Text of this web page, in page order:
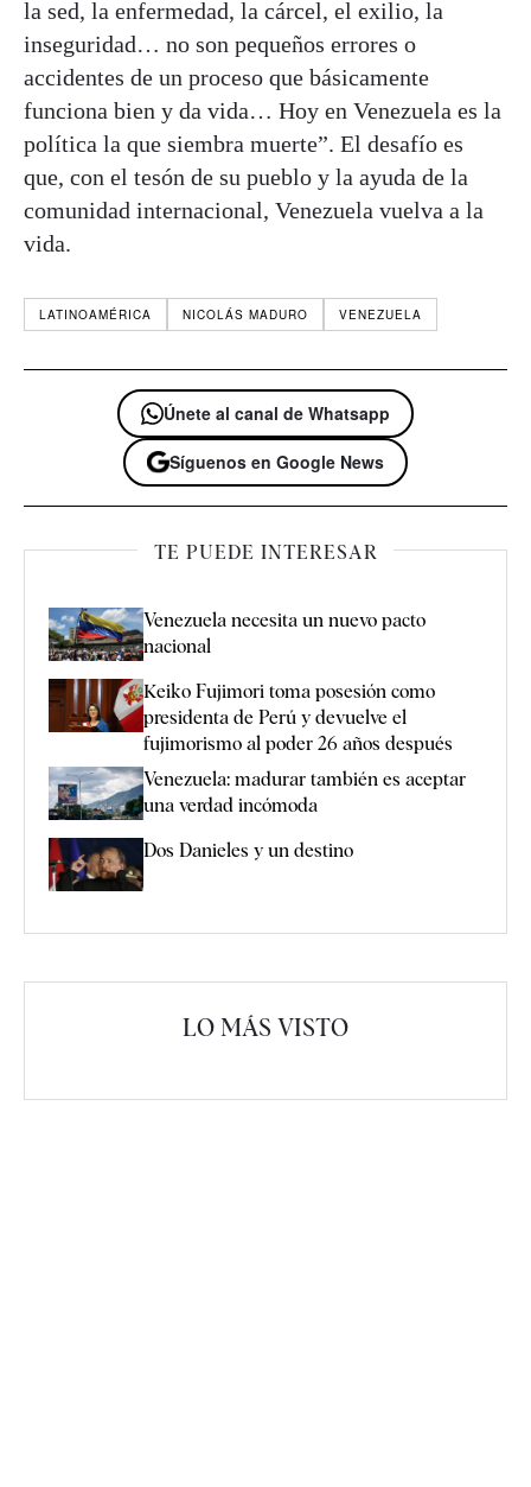
la sed, la enfermedad, la cárcel, el exilio, la
inseguridad… no son pequeños errores o
accidentes de un proceso que básicamente
funciona bien y da vida… Hoy en Venezuela es la
política la que siembra muerte”. El desafío es
que, con el tesón de su pueblo y la ayuda de la
comunidad internacional, Venezuela vuelva a la
vida.
LATINOAMÉRICA NICOLÁS MADURO VENEZUELA
Únete al canal de Whatsapp
Síguenos en Google News
TE PUEDE INTERESAR
Venezuela necesita un nuevo pacto
nacional
Keiko Fujimori toma posesión como
presidenta de Perú y devuelve el
fujimorismo al poder 26 años después
Venezuela: madurar también es aceptar
una verdad incómoda
Dos Danieles y un destino
LO MÁS VISTO